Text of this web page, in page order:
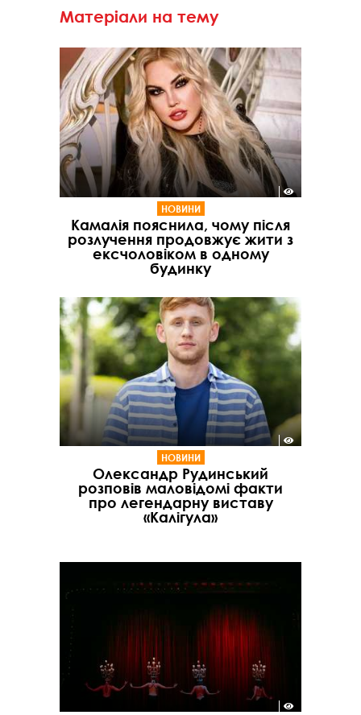
Матеріали на тему
НОВИНИ
Камалія пояснила, чому після
розлучення продовжує жити з
ексчоловіком в одному
будинку
НОВИНИ
Олександр Рудинський
розповів маловідомі факти
про легендарну виставу
«Калігула»